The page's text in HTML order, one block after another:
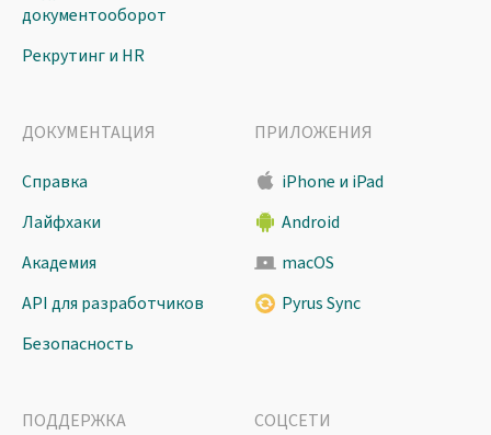
документооборот
Рекрутинг и HR
ДОКУМЕНТАЦИЯ
Справка
Лайфхаки
Академия
API для разработчиков
Безопасность
ПРИЛОЖЕНИЯ
iPhone и iPad
Android
macOS
Pyrus Sync
ПОДДЕРЖКА СОЦСЕТИ